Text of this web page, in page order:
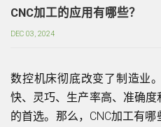
CNC加工的应用有哪些？
DEC 03, 2024
数控机床彻底改变了制造业
快、灵巧、生产率高、准确
的首选。那么，CNC加工有